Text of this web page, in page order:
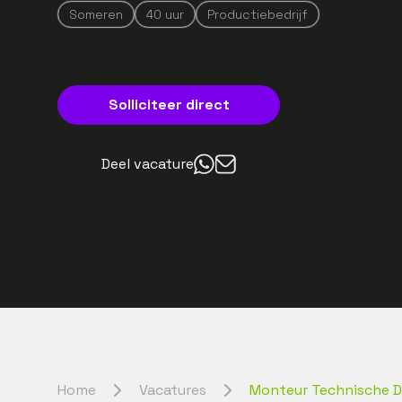
Someren 40 uur Productiebedrijf
Solliciteer direct
Deel vacature
Home Vacatures Monteur